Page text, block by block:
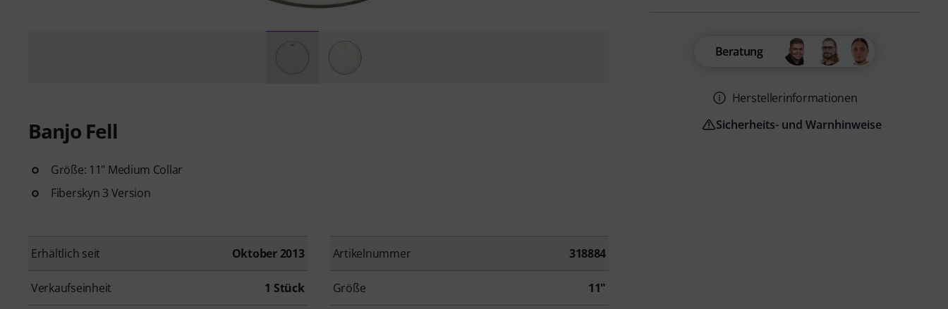
Banjo Fell
Größe: 11" Medium Collar
Fiberskyn 3 Version
Erhältlich seit Oktober 2013 Artikelnummer 318884
Verkaufseinheit 1 Stück Größe 11"
Beratung
Herstellerinformationen
Sicherheits- und Warnhinweise